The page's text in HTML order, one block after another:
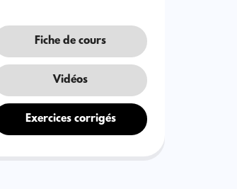
Fiche de cours
Vidéos
Exercices corrigés